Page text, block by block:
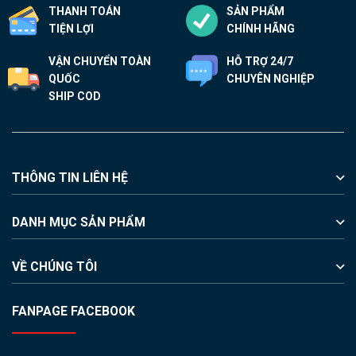
thể
được
trên
sản
THANH TOÁN
TIỆN LỢI
SẢN PHẨM
CHÍNH HÃNG
VẬN CHUYỂN TOÀN
QUỐC
SHIP COD
HỖ TRỢ 24/7
CHUYÊN NGHIỆP
THÔNG TIN LIÊN HỆ
DANH MỤC SẢN PHẨM
VỀ CHÚNG TÔI
FANPAGE FACEBOOK